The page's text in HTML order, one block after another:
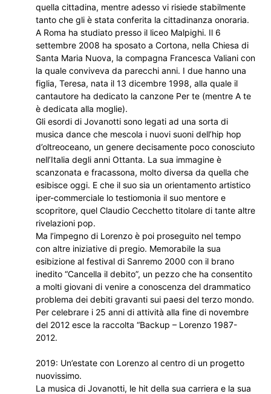
quella cittadina, mentre adesso vi risiede stabilmente
tanto che gli è stata conferita la cittadinanza onoraria.
A Roma ha studiato presso il liceo Malpighi. Il 6
settembre 2008 ha sposato a Cortona, nella Chiesa di
Santa Maria Nuova, la compagna Francesca Valiani con
la quale conviveva da parecchi anni. I due hanno una
figlia, Teresa, nata il 13 dicembre 1998, alla quale il
cantautore ha dedicato la canzone Per te (mentre A te
è dedicata alla moglie).
Gli esordi di Jovanotti sono legati ad una sorta di
musica dance che mescola i nuovi suoni dell’hip hop
d’oltreoceano, un genere decisamente poco conosciuto
nell’Italia degli anni Ottanta. La sua immagine è
scanzonata e fracassona, molto diversa da quella che
esibisce oggi. E che il suo sia un orientamento artistico
iper-commerciale lo testiomonia il suo mentore e
scopritore, quel Claudio Cecchetto titolare di tante altre
rivelazioni pop.
Ma l’impegno di Lorenzo è poi proseguito nel tempo
con altre iniziative di pregio. Memorabile la sua
esibizione al festival di Sanremo 2000 con il brano
inedito “Cancella il debito”, un pezzo che ha consentito
a molti giovani di venire a conoscenza del drammatico
problema dei debiti gravanti sui paesi del terzo mondo.
Per celebrare i 25 anni di attività alla fine di novembre
del 2012 esce la raccolta “Backup – Lorenzo 1987-
2012.
2019: Un’estate con Lorenzo al centro di un progetto
nuovissimo.
La musica di Jovanotti, le hit della sua carriera e la sua